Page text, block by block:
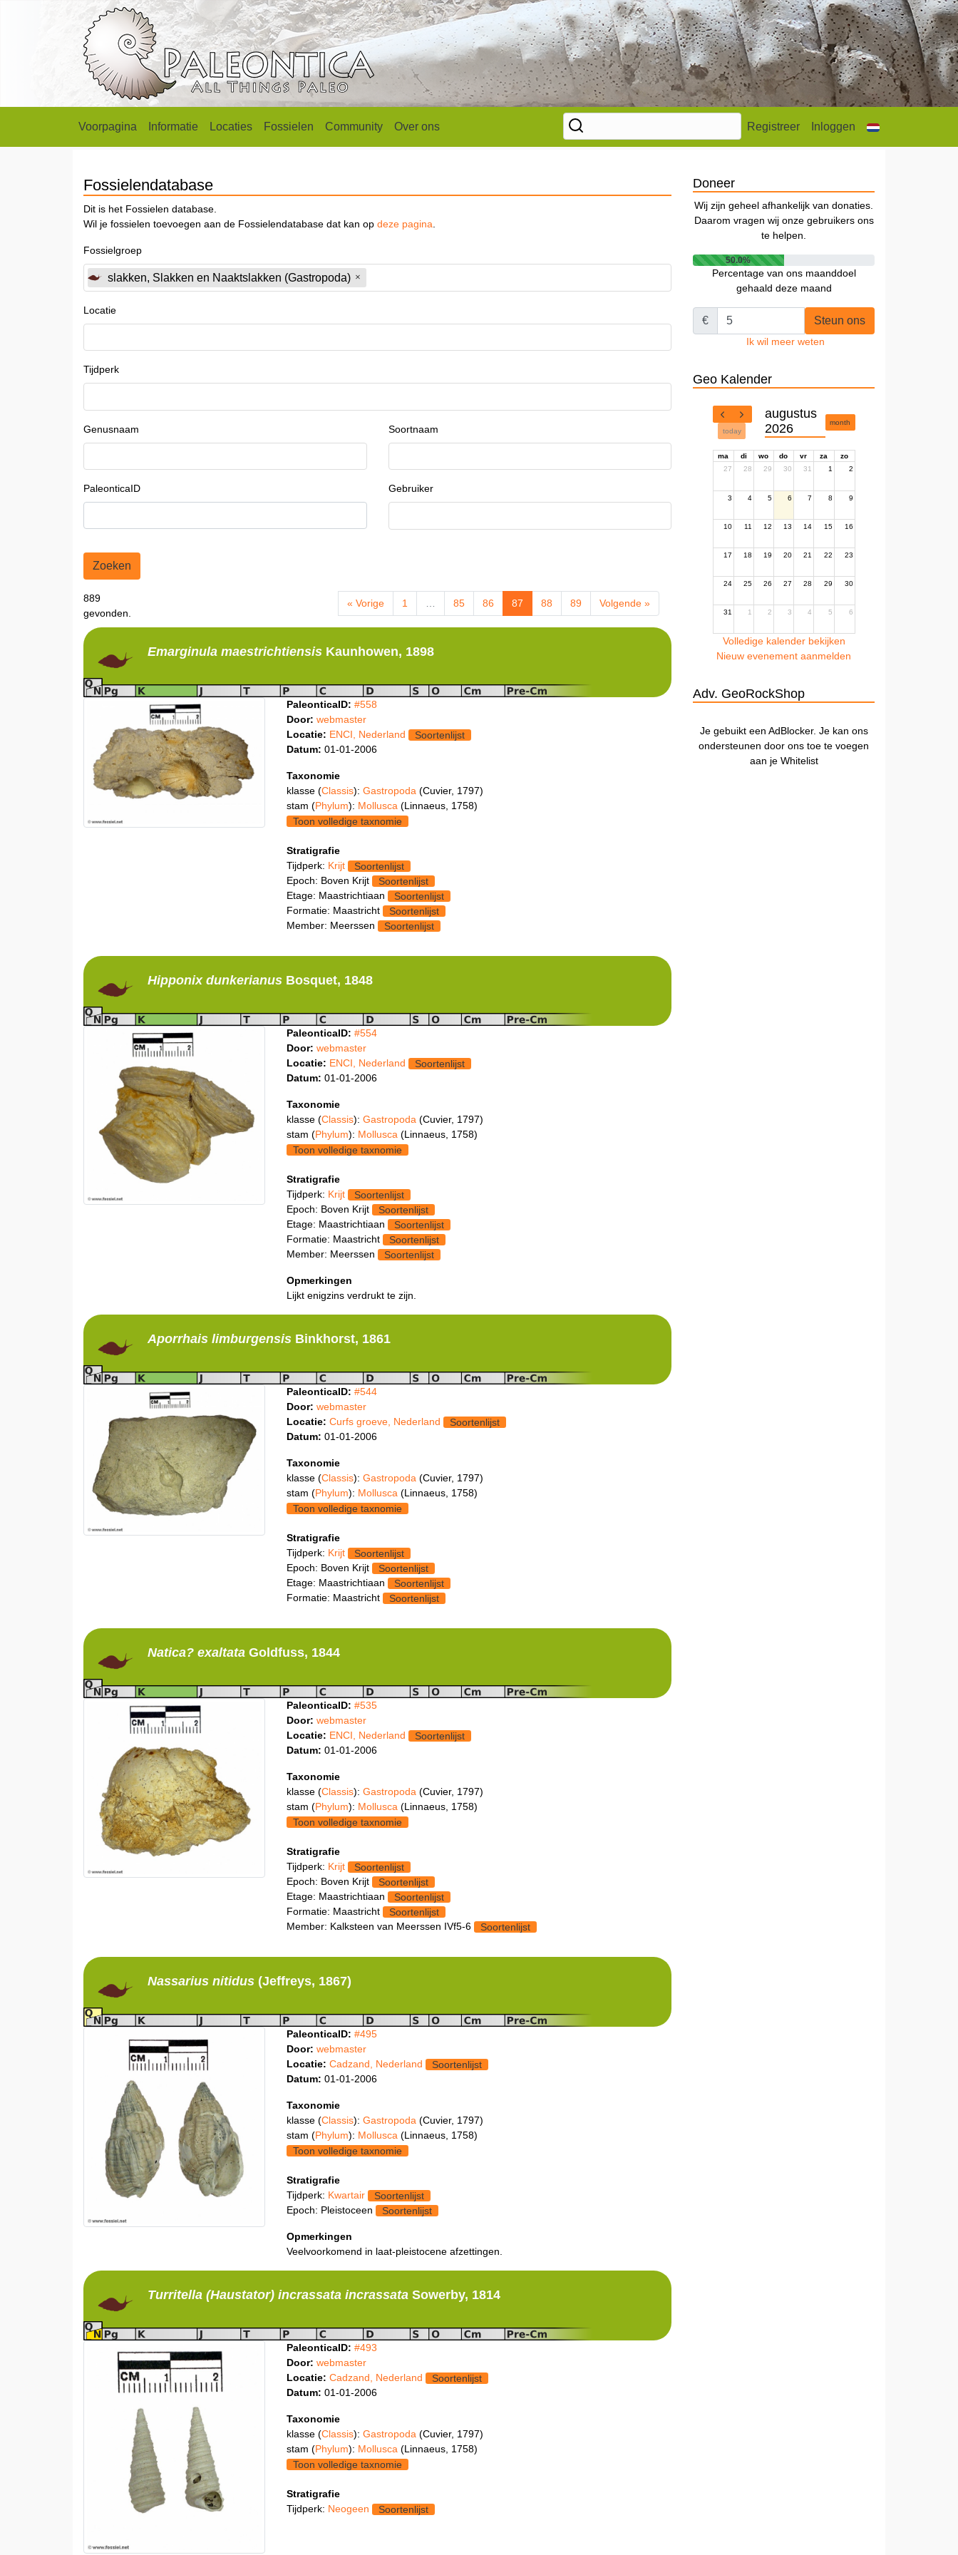
Voorpagina Informatie Locaties Fossielen Community Over ons Registreer Inloggen
Fossielendatabase
Dit is het Fossielen database.
Wil je fossielen toevoegen aan de Fossielendatabase dat kan op deze pagina
Fossielgroep
slakken, Slakken en Naaktslakken (Gastropoda)
Locatie
Tijdperk
Genusnaam Soortnaam
PaleonticaID Gebruiker
Zoeken
889
gevonden.
« Vorige 1 85 86 87 88 89 Volgende »
Emarginulamaestrichtiensis Kaunhowen, 1898
PaleonticaID: #558
Door: webmaster
Locatie: ENCI, Nederland
Soortenlijst
Datum: 01-01-2006
Taxonomie
klasse (Classis): Gastropoda (Cuvier, 1797)
stam (Phylum): Mollusca (Linnaeus, 1758)
Toon volledige taxnomie
Stratigrafie
Tijdperk: Krijt
Soortenlijst
Epoch: Boven Krijt
Soortenlijst
Etage: Maastrichtiaan
Soortenlijst
Formatie: Maastricht
Soortenlijst
Member: Meerssen
Soortenlijst
Hipponixdunkerianus Bosquet, 1848
PaleonticaID: #554
Door: webmaster
Locatie: ENCI, Nederland
Soortenlijst
Datum: 01-01-2006
Taxonomie
klasse (Classis): Gastropoda (Cuvier, 1797)
stam (Phylum): Mollusca (Linnaeus, 1758)
Toon volledige taxnomie
Stratigrafie
Tijdperk: Krijt
Soortenlijst
Epoch: Boven Krijt
Soortenlijst
Etage: Maastrichtiaan
Soortenlijst
Formatie: Maastricht
Soortenlijst
Member: Meerssen
Soortenlijst
Opmerkingen
Lijkt enigzins verdrukt te zijn.
Aporrhaislimburgensis Binkhorst, 1861
PaleonticaID: #544
Door: webmaster
Locatie: Curfs groeve, Nederland
Soortenlijst
Datum: 01-01-2006
Taxonomie
klasse (Classis): Gastropoda (Cuvier, 1797)
stam (Phylum): Mollusca (Linnaeus, 1758)
Toon volledige taxnomie
Stratigrafie
Tijdperk: Krijt
Soortenlijst
Epoch: Boven Krijt
Soortenlijst
Etage: Maastrichtiaan
Soortenlijst
Formatie: Maastricht
Soortenlijst
Natica?exaltata Goldfuss, 1844
PaleonticaID: #535
Door: webmaster
Locatie: ENCI, Nederland
Soortenlijst
Datum: 01-01-2006
Taxonomie
klasse (Classis): Gastropoda (Cuvier, 1797)
stam (Phylum): Mollusca (Linnaeus, 1758)
Toon volledige taxnomie
Stratigrafie
Tijdperk: Krijt
Soortenlijst
Epoch: Boven Krijt
Soortenlijst
Etage: Maastrichtiaan
Soortenlijst
Formatie: Maastricht
Soortenlijst
Member: Kalksteen van Meerssen IVf5-6
Soortenlijst
Nassariusnitidus (Jeffreys, 1867)
PaleonticaID: #495
Door: webmaster
Locatie: Cadzand, Nederland
Soortenlijst
Datum: 01-01-2006
Taxonomie
klasse (Classis): Gastropoda (Cuvier, 1797)
stam (Phylum): Mollusca (Linnaeus, 1758)
Toon volledige taxnomie
Stratigrafie
Tijdperk: Kwartair
Soortenlijst
Epoch: Pleistoceen
Soortenlijst
Opmerkingen
Veelvoorkomend in laat-pleistocene afzettingen.
Turritella (Haustator)incrassata incrassata Sowerby, 1814
PaleonticaID: #493
Door: webmaster
Locatie: Cadzand, Nederland
Soortenlijst
Datum: 01-01-2006
Taxonomie
klasse (Classis): Gastropoda (Cuvier, 1797)
stam (Phylum): Mollusca (Linnaeus, 1758)
Toon volledige taxnomie
Stratigrafie
Tijdperk: Neogeen Soortenlijst
Doneer
Wij zijn geheel afhankelijk van donaties.
Daarom vragen wij onze gebruikers ons
te helpen.
50.0%
Percentage van ons maanddoel
gehaald deze maand
€ Steun ons
Ik wil meer weten
Geo Kalender
today
augustus
2026
month
ma di wo do vr za
zo
27
28 29 30 31 1 2
3 4 5 6 7 8 9
10 11 12 13 14 15 16
17 18 19 20 21 22 23
24 25 26 27 28 29 30
31 1 2 3 4 5 6
Volledige kalender bekijken
Nieuw evenement aanmelden
Adv. GeoRockShop
Je gebuikt een AdBlocker. Je kan ons
ondersteunen door ons toe te voegen
aan je Whitelist